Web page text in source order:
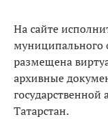
На сайте
муниципального
размещена
архивные
Татарстан.